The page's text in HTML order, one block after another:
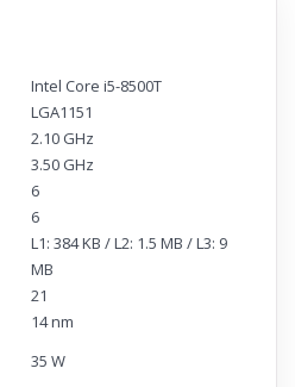
Intel Core i5-8500T
LGA1151
2.10 GHz
3.50 GHz
6
6
L1: 384 KB / L2: 1.5 MB / L3: 9
MB
21
14 nm
35 W